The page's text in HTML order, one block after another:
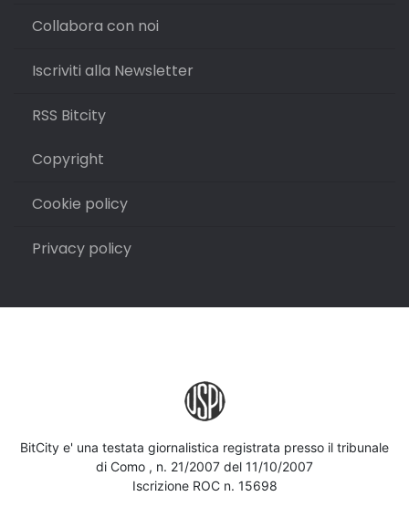
Collabora con noi
Iscriviti alla Newsletter
RSS Bitcity
Copyright
Cookie policy
Privacy policy
BitCity e' una testata giornalistica registrata presso il tribunale
di Como , n. 21/2007 del 11/10/2007
Iscrizione ROC n. 15698